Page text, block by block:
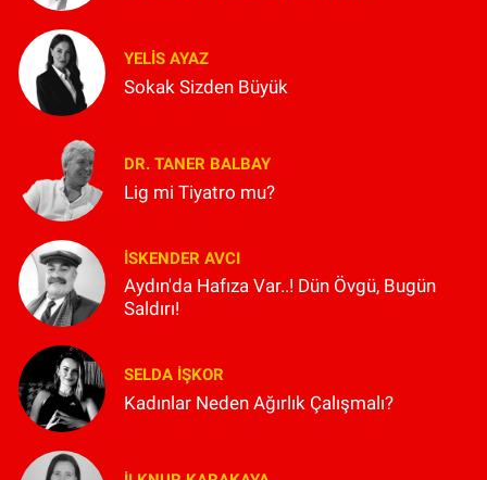
YELIS AYAZ
Sokak Sizden Büyük
DR. TANER BALBAY
Lig mi Tiyatro mu?
İSKENDER AVCI
Aydın'da Hafıza Var..! Dün Övgü, Bugün
Saldırı!
SELDA İŞKOR
Kadınlar Neden Ağırlık Çalışmalı?